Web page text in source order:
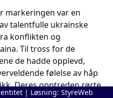
markeringen var en
talentfulle ukrainske
konflikten og
Til tross for de
de hadde opplevd,
følelse av håp
Deres opptreden rørte
| Løsning: StyreWeb